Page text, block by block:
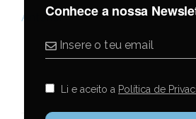
AnteriorConhece a nossa
Li e aceito a Política de